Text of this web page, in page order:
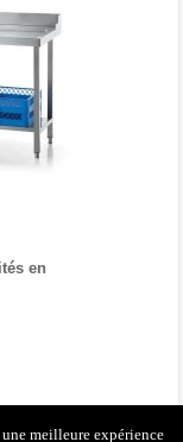
en
|
meilleure expérience